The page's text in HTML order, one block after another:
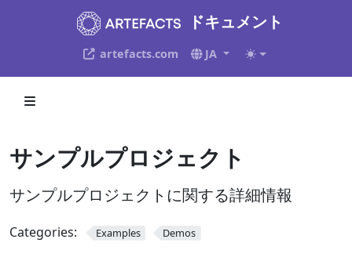
ドキュメント
artefacts.com JA
サンプルプロジェクト
サンプルプロジェクトに関する詳細情報
Categories: Examples Demos